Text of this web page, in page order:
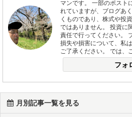
マンです。 一部のポスト
れていますが、ブログあ
くものであり、株式や投
ではありません。 投資に
責任で行ってください。
損失や損害について、私
ご了承ください。 では、
フォ
月別記事一覧を見る